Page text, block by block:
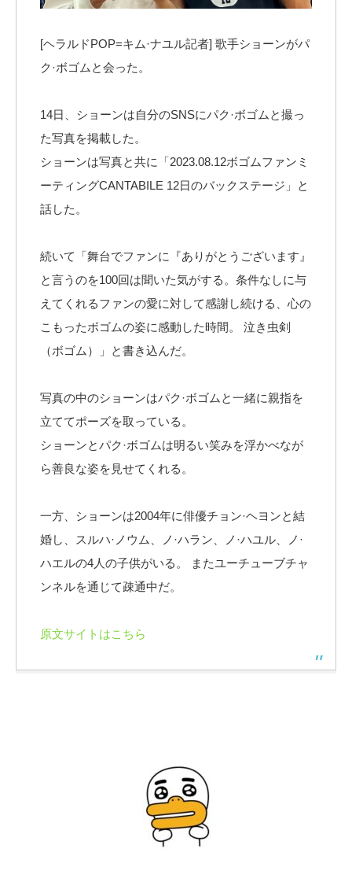
[ヘラルドPOP=キム·ナユル記者] 歌手ショーンがパ
ク·ボゴムと会った。
14日、ショーンは自分のSNSにパク·ボゴムと撮っ
た写真を掲載した。
ショーンは写真と共に「2023.08.12ボゴムファンミ
ーティングCANTABILE 12日のバックステージ」と
話した。
続いて「舞台でファンに『ありがとうございます』
と言うのを100回は聞いた気がする。条件なしに与
えてくれるファンの愛に対して感謝し続ける、心の
こもったボゴムの姿に感動した時間。 泣き虫剣
（ボゴム）」と書き込んだ。
写真の中のショーンはパク·ボゴムと一緒に親指を
立ててポーズを取っている。
ショーンとパク·ボゴムは明るい笑みを浮かべなが
ら善良な姿を見せてくれる。
一方、ショーンは2004年に俳優チョン·ヘヨンと結
婚し、スルハ·ノウム、ノ·ハラン、ノ·ハユル、ノ·
ハエルの4人の子供がいる。 またユーチューブチャ
ンネルを通じて疎通中だ。
原文サイトはこちら